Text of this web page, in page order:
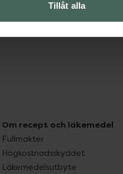
Tillåt alla
Om recept och läkemedel
Fullmakter
Högkostnadsskyddet
Läkemedelsutbyte